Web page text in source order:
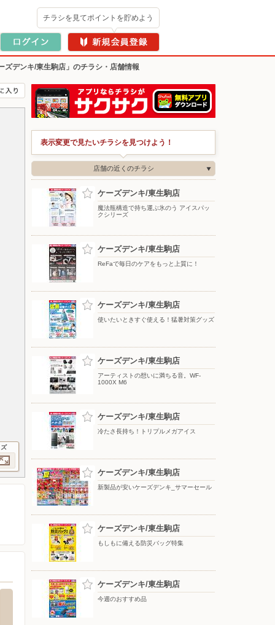
チラシを見てポイントを貯めよう
ズデンキ/東生駒店」のチラシ・店舗情報
表示変更で見たいチラシを見つけよう！
店舗の近くのチラシ
ケーズデンキ/東生駒店
魔法瓶構造で持ち運ぶ氷のう アイスパッ
クシリーズ
ケーズデンキ/東生駒店
ReFaで毎日のケアをもっと上質に！
ケーズデンキ/東生駒店
使いたいときすぐ使える！猛暑対策グッズ
ケーズデンキ/東生駒店
アーティストの想いに満ちる音。WF-
1000X M6
ケーズデンキ/東生駒店
冷たさ長持ち！トリプルメガアイス
ケーズデンキ/東生駒店
新製品が安いケーズデンキ_サマーセール
ケーズデンキ/東生駒店
もしもに備える防災バッグ特集
ケーズデンキ/東生駒店
今週のおすすめ品